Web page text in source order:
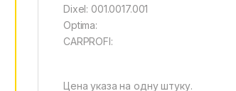
Dixel: 001.0017.001
Optima:
CARPROFI:
Цена указа на одну штуку.